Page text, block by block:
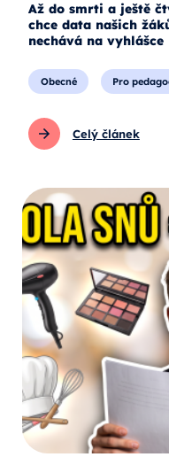
Až do smrti a ještě
chce data našich
nechává na vyhlášce
Obecné Pro
Celý článek